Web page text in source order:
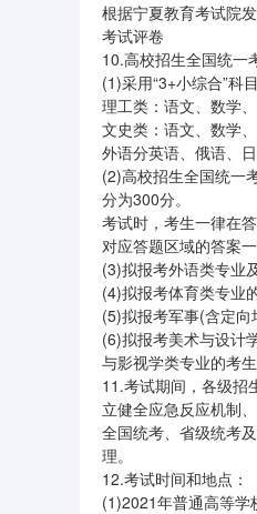
根据宁夏教育考试院
考试评卷
10.高校招生全国统一
(1)采用“3+小综合”科
理工类：语文、数学
文史类：语文、数学
外语分英语、俄语、
(2)高校招生全国统一
分为300分。
考试时，考生一律在
对应答题区域的答案一
(3)拟报考外语类专业
(4)拟报考体育类专业
(5)拟报考军事(含定向
(6)拟报考美术与设计
与影视学类专业的考
11.考试期间，各级招
立健全应急反应机制
全国统考、省级统考
理。
12.考试时间和地点：
(1)2021年普通高等学